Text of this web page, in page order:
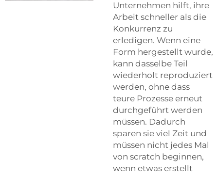
Unternehmen hilft, ihre
Arbeit schneller als die
Konkurrenz zu
erledigen. Wenn eine
Form hergestellt wurde,
kann dasselbe Teil
wiederholt reproduziert
werden, ohne dass
teure Prozesse erneut
durchgeführt werden
müssen. Dadurch
sparen sie viel Zeit und
müssen nicht jedes Mal
von scratch beginnen,
wenn etwas erstellt